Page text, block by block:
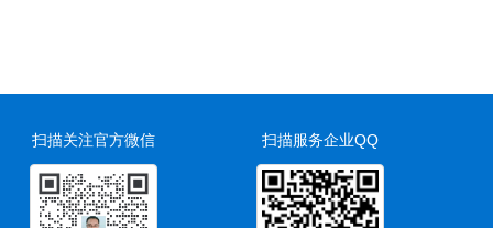
扫描关注官方微信 扫描服务企业QQ